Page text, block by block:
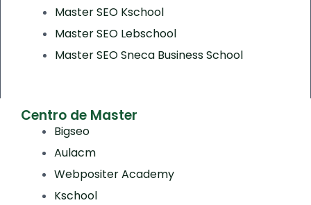
Master SEO Kschool
Master SEO Lebschool
Master SEO Sneca Business School
Centro de Master
Bigseo
Aulacm
Webpositer Academy
Kschool